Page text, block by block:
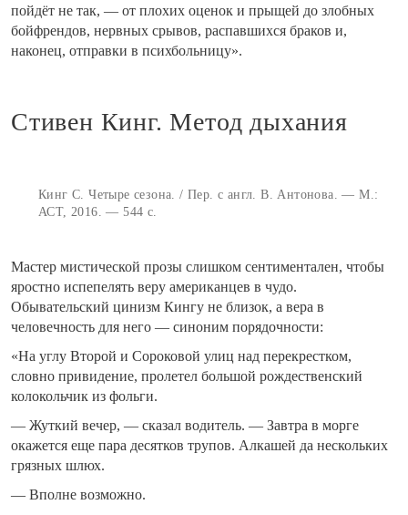
пойдёт не так, — от плохих оценок и прыщей до злобных
бойфрендов, нервных срывов, распавшихся браков и,
наконец, отправки в психбольницу».
Стивен Кинг. Метод дыхания
Кинг С. Четыре сезона. / Пер. с англ. В. Антонова. — М.:
АСТ, 2016. — 544 с.
Мастер мистической прозы слишком сентиментален, чтобы
яростно испепелять веру американцев в чудо.
Обывательский цинизм Кингу не близок, а вера в
человечность для него — синоним порядочности:
«На углу Второй и Сороковой улиц над перекрестком,
словно привидение, пролетел большой рождественский
колокольчик из фольги.
— Жуткий вечер, — сказал водитель. — Завтра в морге
окажется еще пара десятков трупов. Алкашей да нескольких
грязных шлюх.
— Вполне возможно.